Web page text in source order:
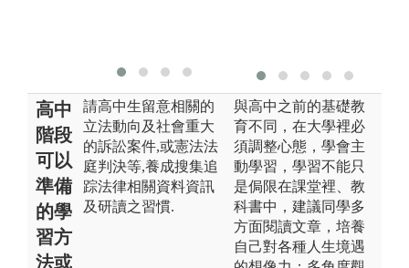
高中
階段
可以
準備
的學
習方
法或
請高中生留意相關的
立法動向及社會重大
的訴訟案件,或憲法法
庭判決等,養成搜集追
踪法律相關資料資訊
及研讀之習慣.
與高中之前的基礎教
育不同，在大學裡必
須調整心態，學會主
動學習，學習不能只
是侷限在課堂裡、教
科書中，建議同學多
方面閱讀文章，培養
自己對各種人生境遇